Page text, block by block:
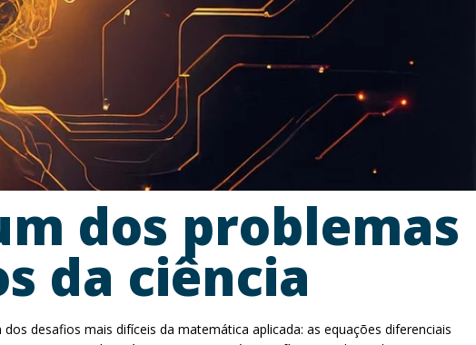
dos problemas
da ciência
desafios mais difíceis da matemática aplicada: as equações diferenciais